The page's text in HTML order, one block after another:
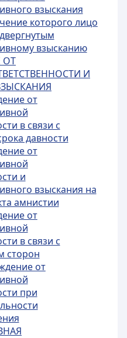
взыскания
которого лицо
взысканию
ОТ
И
от
в связи с
давности
от
и
взыскания на
амнистии
от
в связи с
сторон
от
при